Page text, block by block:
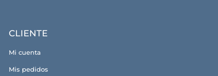
CLIENTE
Mi cuenta
Mis pedidos